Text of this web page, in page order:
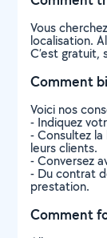
Vous
localisation.
C’est gratuit,
Comment
Voici nos
- Indiquez
- Consultez
leurs clients.
- Conversez
- Du contrat
prestation.
Comment